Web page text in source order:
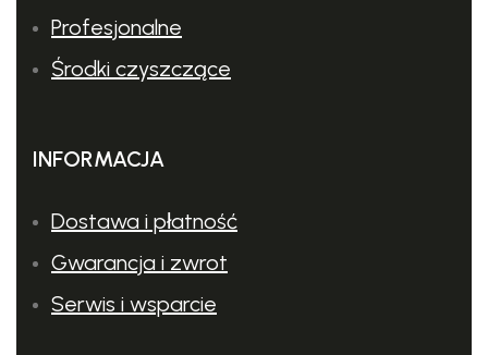
Profesjonalne
Środki czyszczące
INFORMACJA
Dostawa i płatność
Gwarancja i zwrot
Serwis i wsparcie